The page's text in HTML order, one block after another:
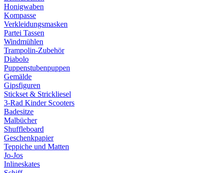
Honigwaben
Kompasse
Verkleidungsmasken
Partei Tassen
Windmühlen
Trampolin-Zubehör
Diabolo
Puppenstubenpuppen
Gemälde
Gipsfiguren
Stickset & Strickliesel
3-Rad Kinder Scooters
Badesitze
Malbücher
Shuffleboard
Geschenkpapier
Teppiche und Matten
Jo-Jos
Inlineskates